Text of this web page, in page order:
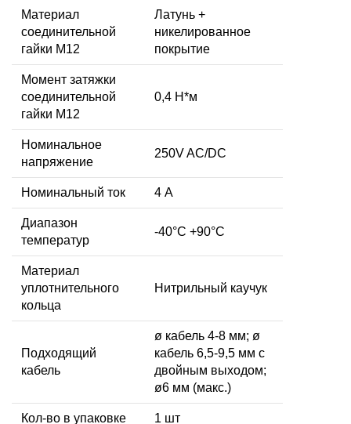
Материал
соединительной
гайки M12
Латунь +
никелированное
покрытие
Момент затяжки
соединительной
гайки M12
0,4 Н*м
Номинальное
напряжение
250V AC/DC
Номинальный ток 4 А
Диапазон
температур
-40°C +90°C
Материал
уплотнительного
кольца
Нитрильный каучук
Подходящий
кабель
ø кабель 4-8 мм; ø
кабель 6,5-9,5 мм с
двойным выходом;
ø6 мм (макс.)
Кол-во в упаковке 1 шт